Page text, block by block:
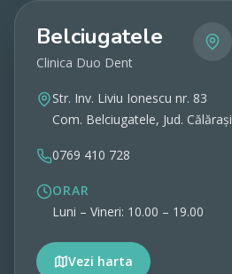
Belciugatele
Clinica Duo Dent
Str. Inv. Liviu Ionescu nr. 83
Com. Belciugatele, Jud. Călărași
0769 410 728
ORAR
Luni – Vineri: 10.00 – 19.00
Vezi harta